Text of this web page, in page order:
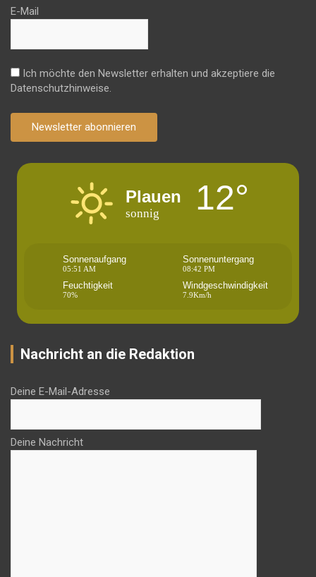
E-Mail
Ich möchte den Newsletter erhalten und akzeptiere die
Datenschutzhinweise.
Newsletter abonnieren
Plauen
sonnig 12°
Sonnenaufgang
05:51 AM
Sonnenuntergang
08:42 PM
Feuchtigkeit
70%
Windgeschwindigkeit
7.9Km/h
Nachricht an die Redaktion
Deine E-Mail-Adresse
Deine Nachricht